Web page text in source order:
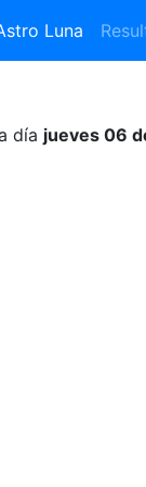
Luna
día jueves 06